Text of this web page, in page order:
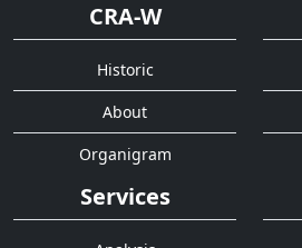
CRA-W
Historic
About
Organigram
Services